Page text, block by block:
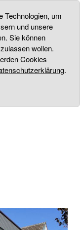
Technologien, um
und unsere
Sie können
wollen.
Cookies
.